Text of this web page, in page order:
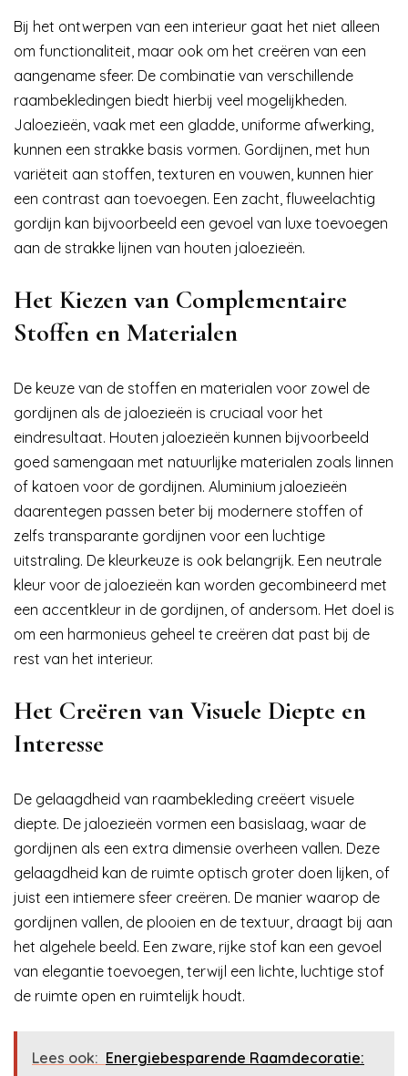
Bij het ontwerpen van een interieur gaat het niet alleen
om functionaliteit, maar ook om het creëren van een
aangename sfeer. De combinatie van verschillende
raambekledingen biedt hierbij veel mogelijkheden.
Jaloezieën, vaak met een gladde, uniforme afwerking,
kunnen een strakke basis vormen. Gordijnen, met hun
variëteit aan stoffen, texturen en vouwen, kunnen hier
een contrast aan toevoegen. Een zacht, fluweelachtig
gordijn kan bijvoorbeeld een gevoel van luxe toevoegen
aan de strakke lijnen van houten jaloezieën.
Het Kiezen van Complementaire
Stoffen en Materialen
De keuze van de stoffen en materialen voor zowel de
gordijnen als de jaloezieën is cruciaal voor het
eindresultaat. Houten jaloezieën kunnen bijvoorbeeld
goed samengaan met natuurlijke materialen zoals linnen
of katoen voor de gordijnen. Aluminium jaloezieën
daarentegen passen beter bij modernere stoffen of
zelfs transparante gordijnen voor een luchtige
uitstraling. De kleurkeuze is ook belangrijk. Een neutrale
kleur voor de jaloezieën kan worden gecombineerd met
een accentkleur in de gordijnen, of andersom. Het doel is
om een harmonieus geheel te creëren dat past bij de
rest van het interieur.
Het Creëren van Visuele Diepte en
Interesse
De gelaagdheid van raambekleding creëert visuele
diepte. De jaloezieën vormen een basislaag, waar de
gordijnen als een extra dimensie overheen vallen. Deze
gelaagdheid kan de ruimte optisch groter doen lijken, of
juist een intiemere sfeer creëren. De manier waarop de
gordijnen vallen, de plooien en de textuur, draagt bij aan
het algehele beeld. Een zware, rijke stof kan een gevoel
van elegantie toevoegen, terwijl een lichte, luchtige stof
de ruimte open en ruimtelijk houdt.
Lees ook: Energiebesparende Raamdecoratie: